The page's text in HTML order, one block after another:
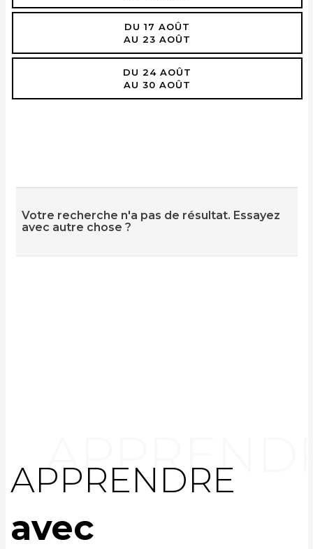
DU 17 AOÛT
AU 23 AOÛT
DU 24 AOÛT
AU 30 AOÛT
Votre recherche n'a pas de résultat. Essayez
avec autre chose ?
APPRENDRE
avec